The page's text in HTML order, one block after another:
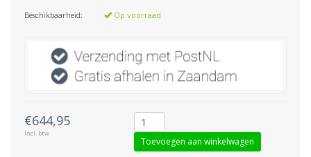
Beschikbaarheid: Op voorraad
€644,95
Incl. btw
Toevoegen aan winkelwagen